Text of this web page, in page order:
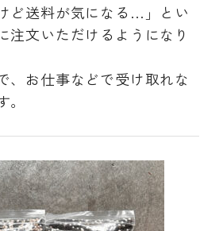
ど送料が気になる…」とい
注文いただけるようになり
、お仕事などで受け取れな